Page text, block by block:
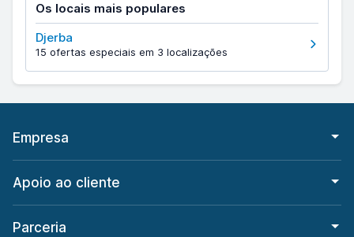
Os locais mais populares
Djerba
15 ofertas especiais em 3 localizações
Empresa
Apoio ao cliente
Parceria